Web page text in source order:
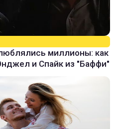
миллионы: как
и Спайк из "Баффи"